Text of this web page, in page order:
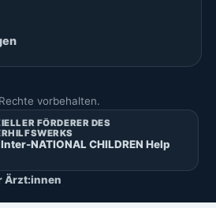
vorbehalten.
FÖRDERER DES
NATIONAL CHILDREN Help
Ärzt:innen